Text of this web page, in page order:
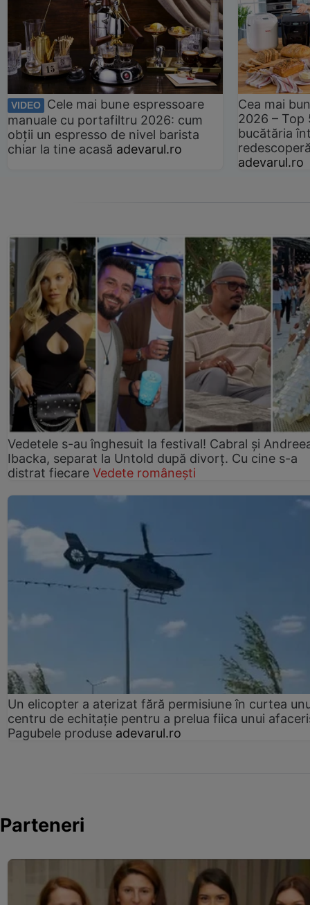
VIDEO
Cele mai bune espressoare
manuale cu portafiltru 2026: cum
obții un espresso de nivel barista
chiar la tine acasă adevarul.ro
Cea mai
2026 –
bucătăria
adevarul.ro
Vedetele s-au înghesuit la festival! Cabral și
Ibacka, separat la Untold după divorț. Cu cine s-a
distrat fiecare Vedete românești
Un elicopter a aterizat fără permisiune în curtea
centru de echitație pentru a prelua fiica unui
Pagubele produse adevarul.ro
Parteneri